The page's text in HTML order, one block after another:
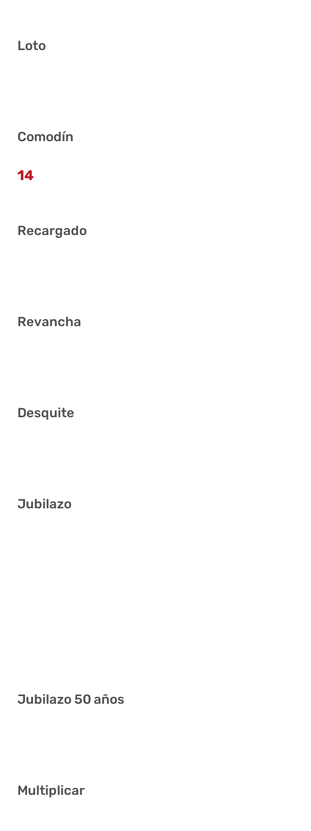
Loto
Comodín
14
Recargado
Revancha
Desquite
Jubilazo
Jubilazo 50 años
Multiplicar